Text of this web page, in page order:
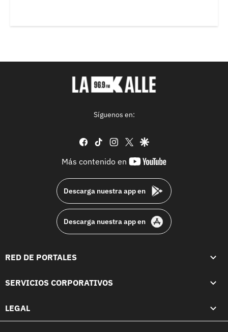
Síguenos en:
facebook
tiktok instagram
twittergoogle
Más contenido en
youtube-
Descarga nuestra app en
Descarga nuestra app en
RED DE PORTALES
SERVICIOS CORPORATIVOS
LEGAL